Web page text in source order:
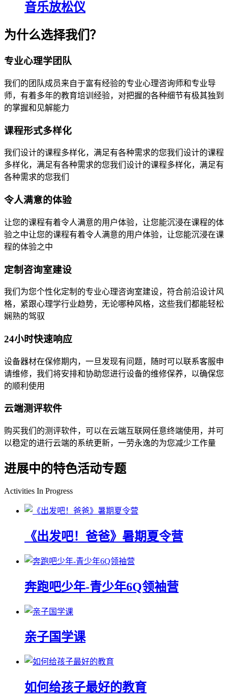
音乐放松仪
为什么选择我们？
专业心理学团队
我们的团队成员来自于富有经验的专业心理咨询师和专业导
师，有着多年的教育培训经验，对把握的各种细节有极其独到
的掌握和见解能力
课程形式多样化
我们设计的课程多样化，满足有各种需求的您我们设计的课程
多样化，满足有各种需求的您我们设计的课程多样化，满足有
各种需求的您我们
令人满意的体验
让您的课程有着令人满意的用户体验，让您能沉浸在课程的体
验之中让您的课程有着令人满意的用户体验，让您能沉浸在课
程的体验之中
定制咨询室建设
我们为您个性化定制的专业心理咨询室建设，符合前沿设计风
格，紧跟心理学行业趋势，无论哪种风格，这些我们都能轻松
娴熟的驾驭
24小时快速响应
设备器材在保修期内，一旦发现有问题，随时可以联系客服申
请维修，我们将安排和协助您进行设备的维修保养，以确保您
的顺利使用
云端测评软件
购买我们的测评软件，可以在云端互联网任意终端使用，并可
以稳定的进行云端的系统更新，一劳永逸的为您减少工作量
进展中的特色活动专题
Activities In Progress
《出发吧！爸爸》暑期夏令营
奔跑吧少年-青少年6Q领袖营
亲子国学课
如何给孩子最好的教育